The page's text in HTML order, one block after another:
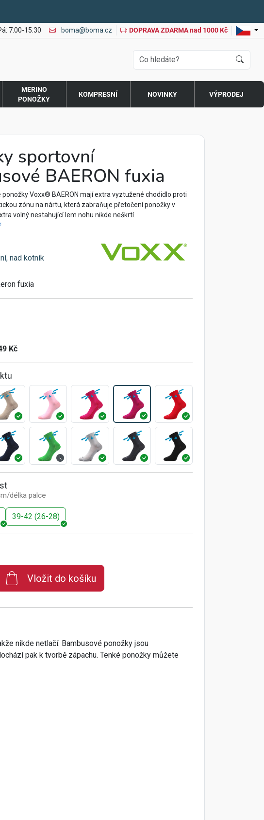
7:00-15:30 boma@boma.cz DOPRAVA ZDARMA nad 1000 Kč
MERINO
PONOŽKY
KOMPRESNÍ NOVINKY VÝPRODEJ
sportovní
BAERON fuxia
Voxx® BAERON mají extra vyztužené chodidlo proti
zónu na nártu, která zabraňuje přetočení ponožky v
volný nestahující lem nohu nikde neškrtí.
nad kotník
fuxia
Kč
délka palce
39-42 (26-28)
Vložit do košíku
nikde netlačí. Bambusové ponožky jsou
pak k tvorbě zápachu. Tenké ponožky můžete